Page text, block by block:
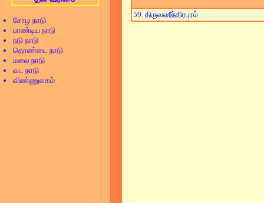
சோழ நாடு
பாண்டிய நாடு
நடு நாடு
தொண்டை நாடு
மலை நாடு
வட நாடு
விண்ணுலகம்
59. திருவஹீந்திரபுரம்